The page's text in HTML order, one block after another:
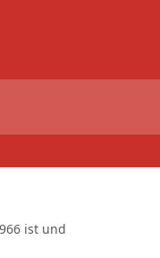
ist und